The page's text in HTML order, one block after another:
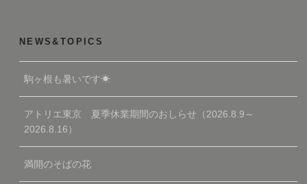
NEWS&TOPICS
駒ヶ根も暑いです☀
アトリエ東京 夏季休業期間のおしらせ（2026.8.9～
2026.8.16）
満開のそばの花